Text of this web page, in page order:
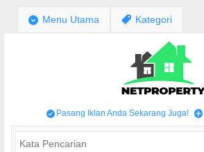
; Menu Utama , Kategori
/ Pasang Iklan Anda Sekarang Juga! +